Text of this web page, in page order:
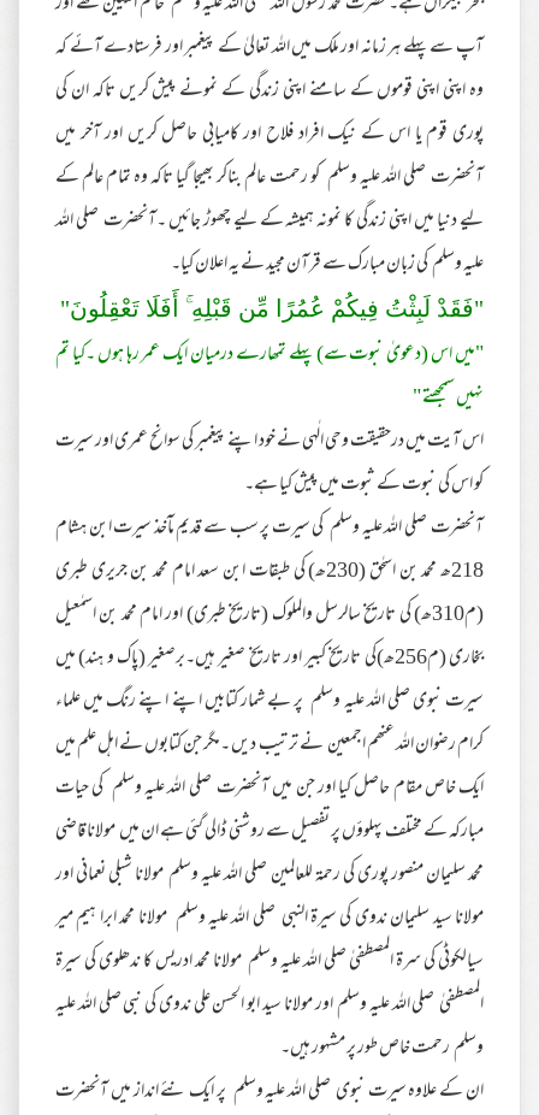
آپ سے پہلے ہر زمانہ اور ملک میں اللہ تعالیٰ کے پیغمبر اور فرستادے آئے کہ
وہ اپنی اپنی قوموں کے سامنے اپنی زندگی کے نمونے پیش کریں تاکہ ان کی
پوری قوم یا اس کے نیک افراد فلاح اور کامیابی حاصل کریں اور آخر میں
آنحضرت صلی اللہ علیہ وسلم کو رحمت عالم بناکر بھیجا گیا تاکہ وہ تمام عالم کے
لیے دنیا میں اپنی زندگی کا نمونہ ہمیشہ کے لیے چھوڑ جائیں ۔آنحضرت صلی اللہ
علیہ وسلم کی زبان مبارک سے قرآن مجید نے یہ اعلان کیا۔
"فَقَدْ لَبِثْتُ فِيكُمْ عُمُرًا مِّن قَبْلِهِ ۚ أَفَلَا تَعْقِلُونَ"
"میں اس (دعویٰ نبوت سے) پہلے تمھارے درمیان ایک عمر رہا ہوں ۔کیا تم
نہیں سمجھتے "
اس آیت میں درحقیقت وحی الٰہی نے خود اپنے پیغمبر کی سوانح عمری اور سیرت
کو اس کی نبوت کے ثبوت میں پیش کیا ہے۔
آنحضرت صلی اللہ علیہ وسلم کی سیرت پر سب سے قدیم مآخذ سیرت ابن ہشام
218ھ محمد بن اسحٰق (230ھ) کی طبقات ابن سعد امام محمد بن جریری طبری
(م310ھ) کی تاریخ سالرسل والملوک (تاریخ طبری) اور امام محمد بن اسمٰعیل
بخاری (م256ھ)کی تاریخ کبیر اور تاریخ صغیر ہیں۔برصغیر (پاک و ہند) میں
سیرت نبوی صلی اللہ علیہ وسلم پر بے شمار کتابیں اپنے اپنے رنگ میں علماء
کرام رضوان اللہ عنھم اجمعین نے ترتیب دیں ۔مگر جن کتابوں نے اہل علم میں
ایک خاص مقام حاصل کیا اور جن میں آنحضرت صلی اللہ علیہ وسلم کی حیات
مبارکہ کے مختلف پہلوؤں پر تفصیل سے روشنی ڈالی گئی ہے ان میں مولانا قاضی
محمد سلیمان منصور پوری کی رحمۃ للعالمین صلی اللہ علیہ وسلم مولانا شبلی نعمانی اور
مولانا سید سلیمان ندوی کی سیرۃ النبی صلی اللہ علیہ وسلم مولانا محمد ابرا ہیم میر
سیالکوٹی کی سرۃ المصطفیٰ صلی اللہ علیہ وسلم مولانا محمد ادریس کا ندھلوی کی سیرۃ
المصطفیٰ صلی اللہ علیہ وسلم اور مولانا سید ابو الحسن علی ندوی کی نبی صلی اللہ علیہ
وسلم رحمت خاص طور پر مشہور ہیں۔
ان کے علاوہ سیرت نبوی صلی اللہ علیہ وسلم پر ایک نئے انداز میں آنحضرت